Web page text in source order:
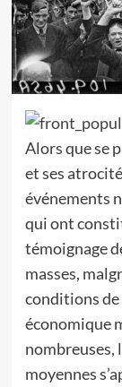
Alors que se
et ses
événements
qui ont
témoignage
masses,
conditions de
économique
nombreuses,
moyennes